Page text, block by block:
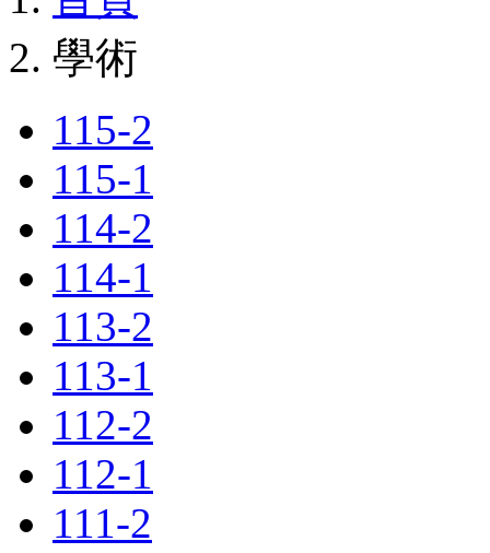
學術
115-2
115-1
114-2
114-1
113-2
113-1
112-2
112-1
111-2